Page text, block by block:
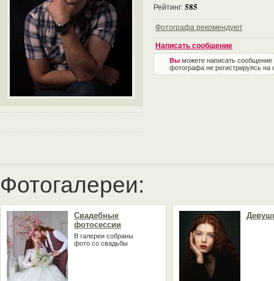
Рейтинг: 585
Фотографа рекомендуют
Написать сообщение
Вы можете написать сообщение
фотографа не регистрируясь на
Фотогалереи:
Свадебные
фотосессии
В галереи собраны
фото со свадьбы